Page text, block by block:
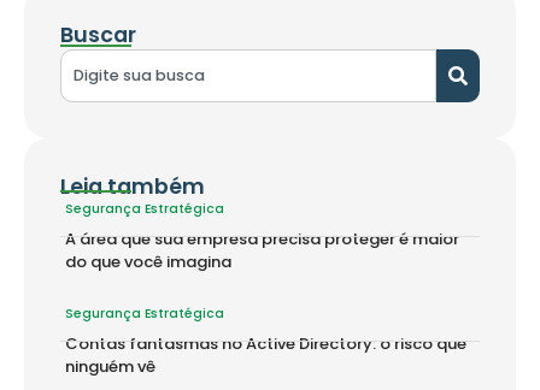
Buscar
Leia também
Segurança Estratégica
A área que sua empresa precisa proteger é maior
do que você imagina
Segurança Estratégica
Contas fantasmas no Active Directory: o risco que
ninguém vê